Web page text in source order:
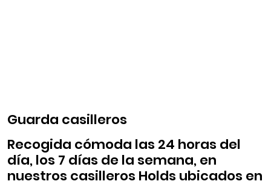
Guarda casilleros
Recogida cómoda las 24 horas del
día, los 7 días de la semana, en
nuestros casilleros Holds ubicados en